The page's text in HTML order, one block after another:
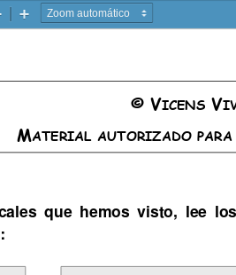
Zoom
Zoom
© VICENS V
M ATERIAL AUTORIZADO PARA
que  hemos  visto,  lee